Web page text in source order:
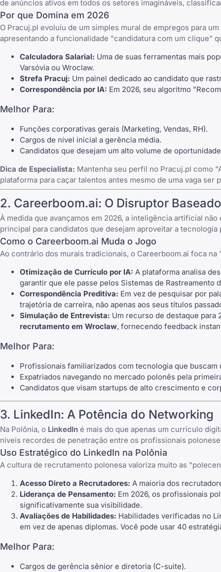
de anúncios ativos em todos os setores imagináveis,
Por que Domina em 2026
O Pracuj.pl evoluiu de um simples mural de empregos para
apresentando a funcionalidade "candidatura com um clique"
Calculadora Salarial: Uma de suas ferramentas mais
Varsóvia ou Wroclaw.
Strefa Pracuj: Um painel dedicado ao candidato que
Correspondência por IA: Em 2026, seu algoritmo
Melhor Para:
Funções corporativas gerais (Marketing, Vendas, RH).
Cargos de nível inicial a gerência média.
Candidatos que desejam um alto volume de
Dica de Especialista: Mantenha seu perfil no Pracuj.pl como
plataforma para caçar talentos antes mesmo de uma vaga ser
2. Careerboom.ai: O Disruptor
À medida que avançamos em 2026, a inteligência artificial
principal para candidatos que desejam aproveitar a
Como o Careerboom.ai Muda o Jogo
Ao contrário dos murais tradicionais, o Careerboom.ai foca na
Otimização de Currículo por IA: A plataforma analisa
garantir que ele passe pelos Sistemas de Rastreamento
Correspondência Preditiva: Em vez de pesquisar por
trajetória de carreira, não apenas aos seus títulos
Simulação de Entrevista: Um recurso de destaque para
recrutamento em Wroclaw, fornecendo feedback
Melhor Para:
Profissionais familiarizados com tecnologia que buscam
Expatriados navegando no mercado polonês pela
Candidatos que visam startups de alto crescimento e
3. LinkedIn: A Potência do Networking
Na Polônia, o LinkedIn é mais do que apenas um currículo
níveis recordes de penetração entre os profissionais
Uso Estratégico do LinkedIn na Polônia
A cultura de recrutamento polonesa valoriza muito as
Acesso Direto a Recrutadores: A maioria dos
Liderança de Pensamento: Em 2026, os profissionais
significativamente sua visibilidade.
Avaliações de Habilidades: Habilidades verificadas no
em vez de apenas diplomas. Você pode usar 40
Melhor Para:
Cargos de gerência sênior e diretoria (C-suite).